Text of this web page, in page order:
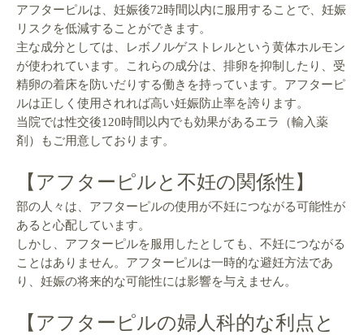
アフターピルは、妊娠後72時間以内に服用することで、妊娠
リスクを低減することができます。
主な成分としては、レボノルゲストレルという黄体ホルモン
が使われています。これらの成分は、排卵を抑制したり、受
精卵の着床を防いだりする働きを持っています。アフターピ
ルは正しく使用されれば高い妊娠防止率を誇ります。
当院では性交後120時間以内でも効果があるエラ（輸入薬
剤）もご用意しております。
【アフターピルと不妊の関係性】
部の人々は、アフターピルの使用が不妊につながる可能性が
あると心配しています。
しかし、アフターピルを服用したとしても、不妊につながる
ことはありません。アフターピルは一時的な避妊方法であ
り、妊娠の将来的な可能性には影響を与えません。
【アフターピルの婦人科的な利点と